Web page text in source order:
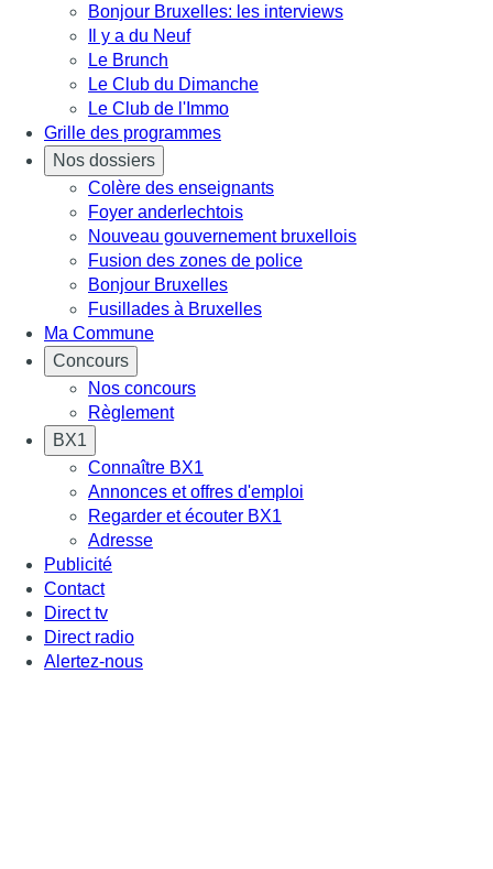
Bonjour Bruxelles: les interviews
Il y a du Neuf
Le Brunch
Le Club du Dimanche
Le Club de l'Immo
Grille des programmes
Nos dossiers
Colère des enseignants
Foyer anderlechtois
Nouveau gouvernement bruxellois
Fusion des zones de police
Bonjour Bruxelles
Fusillades à Bruxelles
Ma Commune
Concours
Nos concours
Règlement
BX1
Connaître BX1
Annonces et offres d'emploi
Regarder et écouter BX1
Adresse
Publicité
Contact
Direct tv
Direct radio
Alertez-nous